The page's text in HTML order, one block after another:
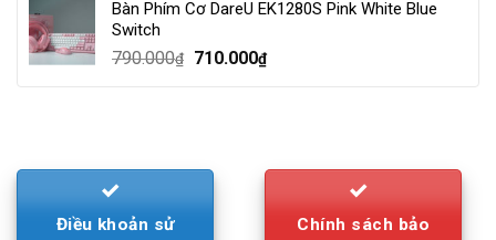
210.000₫.195.000₫.
Bàn Phím Cơ DareU EK1280S Pink White Blue
Switch
790.000₫
Original
710.000₫Current
Điều khoản sử
Chính sách bảo